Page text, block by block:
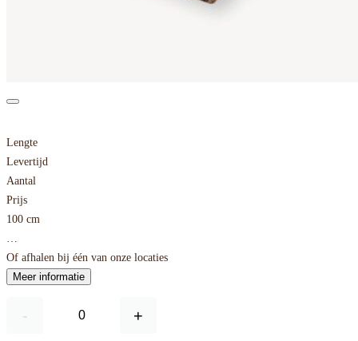
Lengte
Levertijd
Aantal
Prijs
100 cm
…
Of afhalen bij één van onze locaties
Meer informatie
- +